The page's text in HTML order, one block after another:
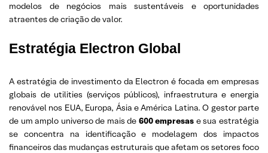
modelos de negócios mais sustentáveis e oportunidades
atraentes de criação de valor.
Estratégia Electron Global
A estratégia de investimento da Electron é focada em empresas
globais de utilities (serviços públicos), infraestrutura e energia
renovável nos EUA, Europa, Ásia e América Latina. O gestor parte
de um amplo universo de mais de 600 empresas e sua estratégia
se concentra na identificação e modelagem dos impactos
financeiros das mudanças estruturais que afetam os setores foco